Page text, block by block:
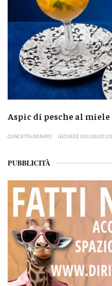
Aspic di pesche al miele
CONCETTA DONATO GIOVEDÌ 30 LUGLIO
PUBBLICITÀ